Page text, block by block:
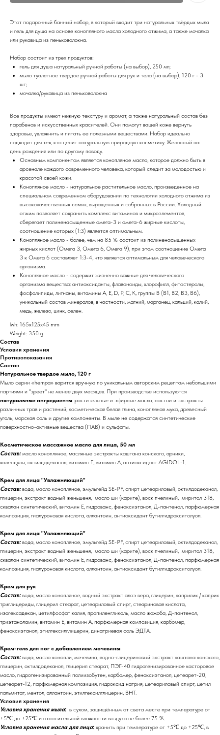
Этот подарочный банный набор, в который входит три натуральных твёрдых мыла
и гель для душа на основе конопляного масла холодного отжима, а также мочалка
или рукавица из пеньковолокна.
Набор состоит из трех продуктов:
гель для душа натуральный ручной работы (на выбор), 250 мл;
мыло туалетное твердое ручной работы для рук и тела (на выбор), 120 г - 3
шт;
мочалка/рукавица из пеньковолокна
Все продукты имеют нежную текстуру и аромат, а также натуральный состав без
парабенов и искусственных красителей. Они помогут вашей коже вернуть
здоровье, увлажнить и питать ее полезными веществами. Набор идеально
подходит для тех, кто ценит натуральную природную косметику. Желанный на
день рождения или по другому поводу.
Основным компонентом является конопляное масло, которое должно быть в
арсенале каждого современного человека, который следит за молодостью и
красотой своей кожи.
Конопляное масло - натуральное растительное масло, произведенное на
специальном современном оборудовании по технологии холодного отжима из
высококачественных семян, выращенных и собранных в России. Холодный
отжим позволяет сохранить комплекс витаминов и микроэлементов,
сберегает полиненасыщенные омега-3 и омега-6 жирные кислоты,
соотношение которых (1:3) является оптимальным.
Конопляное масло - более, чем на 85 % состоит из полиненасыщенных
жирных кислот (Омега 3, Омега 6, Омега 9), при этом соотношение Омега
3 к Омега 6 составляет 1:3-4, что является оптимальным для человеческого
организма.
Конопляное масло - содержит жизненно важные для человеческого
организма вещества: антиоксиданты, флавоноиды, хлорофилл, фитостеролы,
фосфолипиды, лигнаны, витамины А, E, D, P, С, К, группы В (B1, B2, B3, B6),
уникальный состав минералов, в частности, магний, марганец, кальций, калий,
медь, железо, цинк, селен.
lwh: 165x125x45 mm
Weight: 350 g
Состав
Условия хранения
Противопоказания
Состав
Натуральное твердое мыло, 120 г
Мыло серии «hempa» варится вручную по уникальным авторским рецептам небольшими
партиями и "зреет" не менее двух месяцев. При производстве используются
натуральные ингредиенты: растительные и эфирные масла, настои и экстракты
различных трав и растений, косметическая белая глина, конопляная мука, древесный
уголь, морская соль и другие компоненты. В мыле не содержатся синтетические
поверхностно-активные вещества (ПАВ) и сульфаты.
Косметическое массажное масло для лица, 50 мл
Состав:масло конопляное, масляные экстракты каштана конского, арники,
календулы, октилдодеканол, витамин Е, витамин А, антиоксидант AGIDOL-1.
Крем для лица "Увлажняющий"
Состав:вода, масло конопляное, эмульгейд SE-PF, спирт цетеариловый, октилдодеканол,
глицерин, экстракт водный женьшеня, масло ши (карите), воск пчелиный, миритол 318,
сквалан синтетический, витамин Е, гидрованс, феноксиэтанол, Д-пантенол, парфюмерная
композиция, гиалуроновая кислота, аллантоин, антиоксидант бутилгидрокситолуол.
Крем для лица "Увлажняющий"
Состав:вода, масло конопляное, эмульгейд SE-PF, спирт цетеариловый, октилдодеканол,
глицерин, экстракт водный женьшеня, масло ши (карите), воск пчелиный, миритол 318,
сквалан синтетический, витамин Е, гидрованс, феноксиэтанол, Д-пантенол, парфюмерная
композиция, гиалуроновая кислота, аллантоин, антиоксидант бутилгидрокситолуол.
Крем для рук
Состав:вода, масло конопляное, водный экстракт алоэ вера, глицерин, каприлик / каприк
триглицериды, глицерил стеарат, цетеариловый спирт, стеариновая кислота,
изогексадекан, цетилфосфат калия, пропиленгликоль, масло жожоба, Д-пантенол,
триэтаноламин, витамин Е, витамин А, парфюмерная композиция, карбомер,
феноксиэтанол, этилгексилглицерин, динатриевая соль ЭДТА.
Крем-гель для ног с добавлением мочевины
Состав:вода, масло конопли, мочевина, водно-глицериновый экстракт каштана конского,
глицерин, октилдодеканол, глицерил стеарат, ПЭГ-40 гидрогенизированное касторовое
масло, гидрогенизированный полиизобутен, карбомер, феноксиэтанол, цетеарет-20,
цетеарет-12, парфюмерная композиция, гидроксид натрия, цетеариловый спирт, цетил
пальмитат, ментол, аллантоин, этилгексилглицерин, BHT.
Условия хранения
Условия хранения мыла: в сухом, защищённым от света месте при температуре от
+5℃ до +25℃ и относительной влажности воздуха не более 75 %.
Условия хранения масла для лица: хранить при температуре от +5℃ до +25℃, в